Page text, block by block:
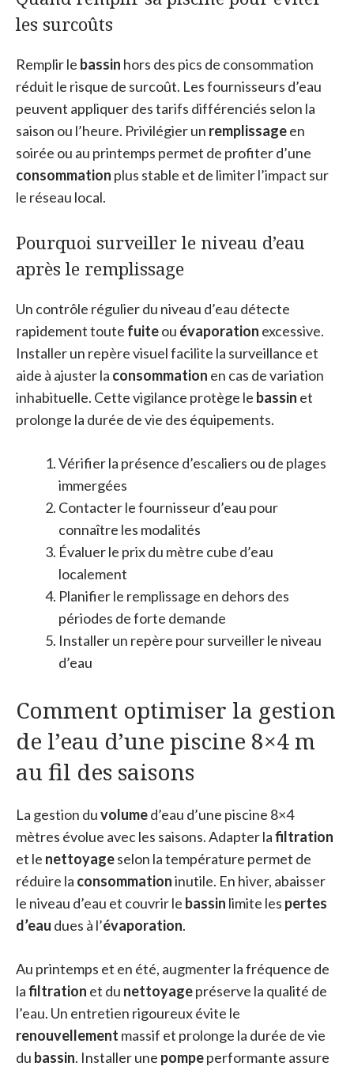
les surcoûts
Remplir le bassin hors des pics de consommation
réduit le risque de surcoût. Les fournisseurs d’eau
peuvent appliquer des tarifs différenciés selon la
saison ou l’heure. Privilégier un remplissageen
soirée ou au printemps permet de profiter d’une
consommation plus stable et de limiter l’impact sur
le réseau local.
Pourquoi surveiller le niveau d’eau
après le remplissage
Un contrôle régulier du niveau d’eau détecte
rapidement toute fuiteou évaporation excessive.
Installer un repère visuel facilite la surveillance et
aide à ajuster la consommation en cas de variation
inhabituelle. Cette vigilance protège le bassin et
prolonge la durée de vie des équipements.
Vérifier la présence d’escaliers ou de plages
immergées
Contacter le fournisseur d’eau pour
connaître les modalités
Évaluer le prix du mètre cube d’eau
localement
Planifier le remplissage en dehors des
périodes de forte demande
Installer un repère pour surveiller le niveau
d’eau
Comment optimiser la gestion
de l’eau d’une piscine 8×4 m
au fil des saisons
La gestion duvolumed’eau d’une piscine 8×4
mètres évolue avec les saisons. Adapter lafiltration
et le nettoyageselon la température permet de
réduire la consommationinutile. En hiver, abaisser
le niveau d’eau et couvrir le bassin limite les pertes
d’eau dues à l’évaporation.
Au printemps et en été, augmenter la fréquence de
lafiltration et du nettoyagepréserve la qualité de
l’eau. Un entretien rigoureux évite le
renouvellement massif et prolonge la durée de vie
du bassin. Installer une pompeperformante assure